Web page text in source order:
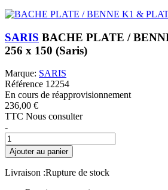
SARIS BACHE PLATE /
256 x 150 (Saris)
Marque: SARIS
Référence 12254
En cours de réapprovisionnement
236,00 €
TTC Nous consulter
-
Ajouter au panier
Livraison :Rupture de stock